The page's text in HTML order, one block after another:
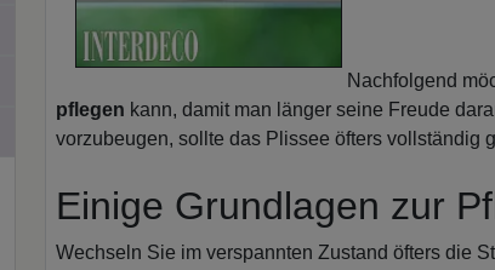
Nachfolgend
pflegen kann, damit man länger seine Freude
vorzubeugen, sollte das Plissee öfters vollständig
Einige Grundlagen zur
Wechseln Sie im verspannten Zustand öfters die